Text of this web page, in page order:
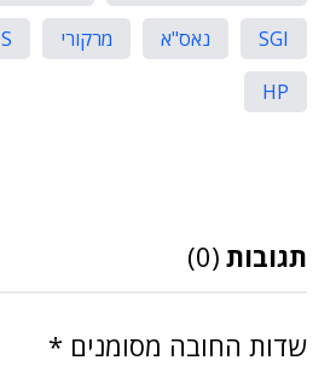
SGI
נאס"א מרקורי
HP
תגובות (0)
שדות החובה מסומנים *